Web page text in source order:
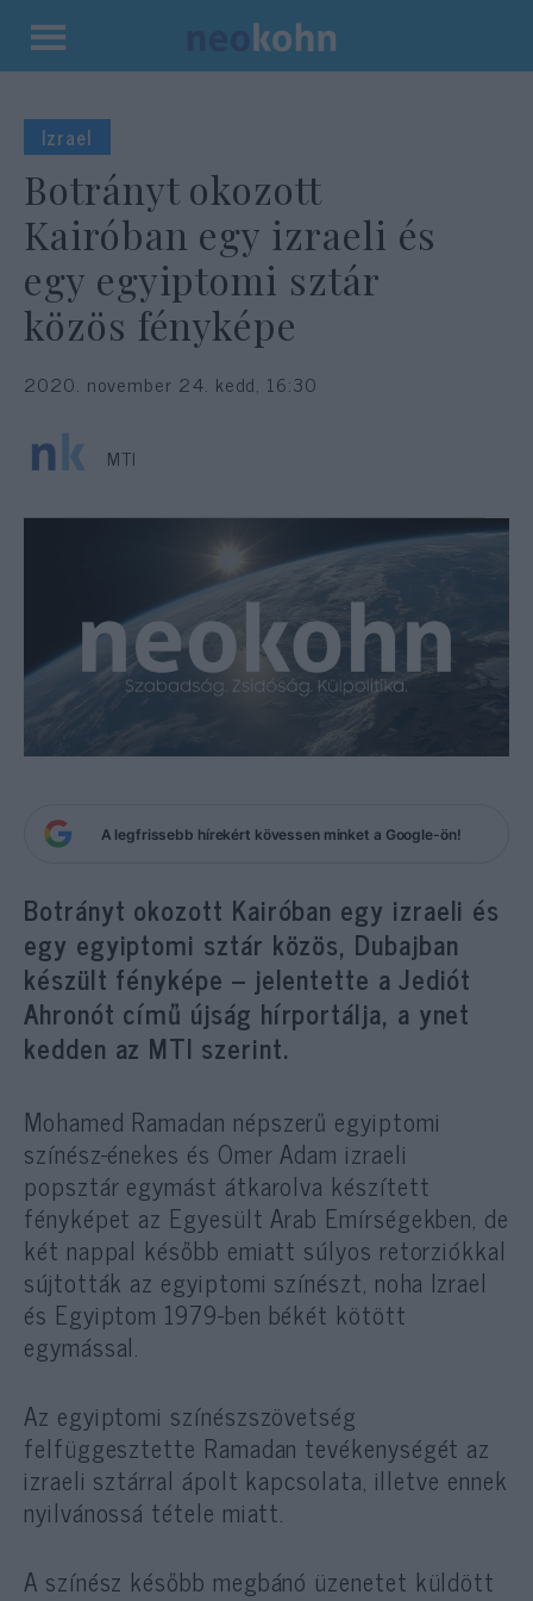
Kilépés
tartalomba
Izrael
Botrányt okozott
Kairóban egy izraeli és
egy egyiptomi sztár
közös fényképe
2020. november 24. kedd, 16:30
MTI
A legfrissebb hírekért kövessen minket a Google-ön!
Botrányt okozott Kairóban egy izraeli és
egy egyiptomi sztár közös, Dubajban
készült fényképe – jelentette a Jediót
Ahronót című újság hírportálja, a ynet
kedden az MTI szerint.
Mohamed Ramadan népszerű egyiptomi
színész-énekes és Omer Adam izraeli
popsztár egymást átkarolva készített
fényképet az Egyesült Arab Emírségekben, de
két nappal később emiatt súlyos retorziókkal
sújtották az egyiptomi színészt, noha Izrael
és Egyiptom 1979-ben békét kötött
egymással.
Az egyiptomi színészszövetség
felfüggesztette Ramadan tevékenységét az
izraeli sztárral ápolt kapcsolata, illetve ennek
nyilvánossá tétele miatt.
A színész később megbánó üzenetet küldött